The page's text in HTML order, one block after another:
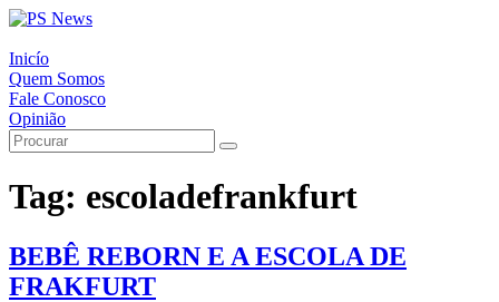
Inicío
Quem Somos
Fale Conosco
Opinião
Tag: escoladefrankfurt
BEBÊ REBORN E A ESCOLA DE
FRAKFURT